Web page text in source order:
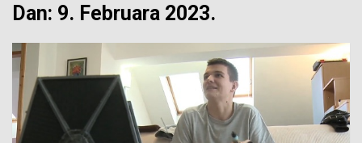
Dan: 9. Februara 2023.